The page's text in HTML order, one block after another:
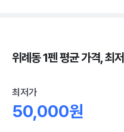
위례동 1펜 평균 가격, 최
최저가
50,000원